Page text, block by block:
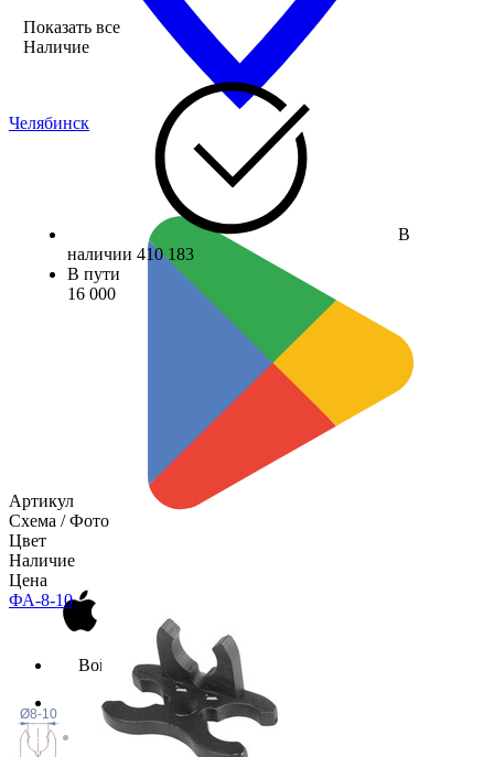
Челябинск
Войти
Показать все
Наличие
В
наличии 410 183
В пути
16 000
Артикул
Схема / Фото
Цвет
Наличие
Цена
ФА-8-10
Ø8-10